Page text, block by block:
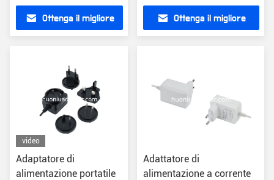
per le vostre
applicazioni elettroniche
Ottenga il migliore
bianca o nera Ricarica
solare Aggiornamento
wireless Tipologie di spina
Ottenga il migliore
video
Adaptatore di
alimentazione portatile
Adattatore di
alimentazione a corrente